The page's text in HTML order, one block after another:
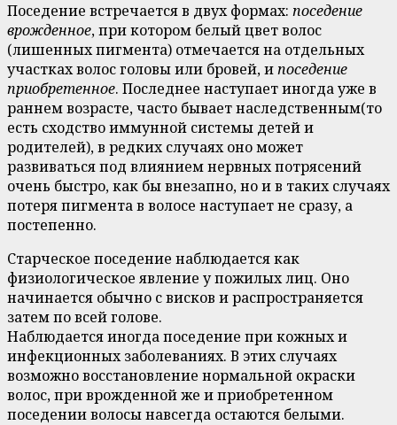
Поседение встречается в двух формах: поседение
врожденное, при котором белый цвет волос
(лишенных пигмента) отмечается на отдельных
участках волос головы или бровей, ипоседение
приобретенное. Последнее наступает иногда уже в
раннем возрасте, часто бывает наследственным(то
есть сходство иммунной системы детей и
родителей), в редких случаях оно может
развиваться под влиянием нервных потрясений
очень быстро, как бы внезапно, но и в таких случаях
потеря пигмента в волосе наступает не сразу, а
постепенно.
Старческое поседение наблюдается как
физиологическое явление у пожилых лиц. Оно
начинается обычно с висков и распространяется
затем по всей голове.
Наблюдается иногда поседение при кожных и
инфекционных заболеваниях. В этих случаях
возможно восстановление нормальной окраски
волос, при врожденной же и приобретенном
поседении волосы навсегда остаются белыми.